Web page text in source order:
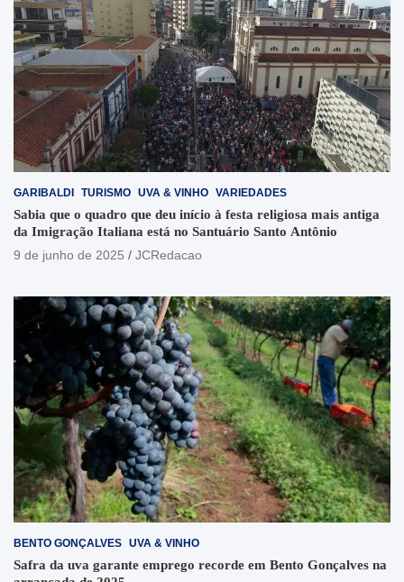
GARIBALDI TURISMO UVA & VINHO VARIEDADES
Sabia que o quadro que deu início à festa religiosa mais antiga
da Imigração Italiana está no Santuário Santo Antônio
9 de junho de 2025
JCRedacao
BENTO GONÇALVES UVA & VINHO
Safra da uva garante emprego recorde em Bento Gonçalves na